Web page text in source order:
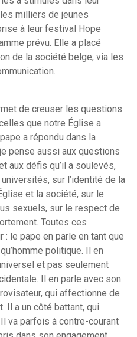
milliers de jeunes
à leur festival Hope
prévu. Elle a placé
de la société belge, via les
de creuser les questions
que notre Église a
a répondu dans la
pense aussi aux questions
aux défis qu’il a soulevés,
sur l’identité de la
et la société, sur le
sexuels, sur le respect de
Toutes ces
le pape en parle en tant que
politique. Il en
et pas seulement
Il en parle avec son
qui affectionne de
Il a un côté battant, qui
va parfois à contre-courant